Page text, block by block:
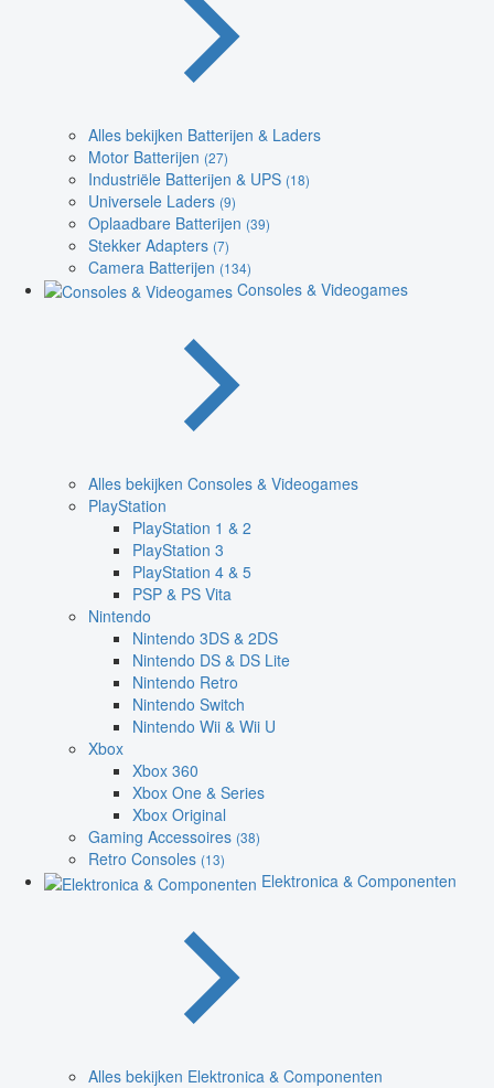
Alles bekijken Batterijen & Laders
Motor Batterijen (27)
Industriële Batterijen & UPS (18)
Universele Laders (9)
Oplaadbare Batterijen (39)
Stekker Adapters (7)
Camera Batterijen (134)
Consoles & Videogames
Alles bekijken Consoles & Videogames
PlayStation
PlayStation 1 & 2
PlayStation 3
PlayStation 4 & 5
PSP & PS Vita
Nintendo
Nintendo 3DS & 2DS
Nintendo DS & DS Lite
Nintendo Retro
Nintendo Switch
Nintendo Wii & Wii U
Xbox
Xbox 360
Xbox One & Series
Xbox Original
Gaming Accessoires (38)
Retro Consoles (13)
Elektronica & Componenten
Alles bekijken Elektronica & Componenten